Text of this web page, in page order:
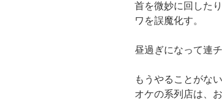
首を微妙に回した
ワを誤魔化す。
昼過ぎになって連
もうやることがな
オケの系列店は、